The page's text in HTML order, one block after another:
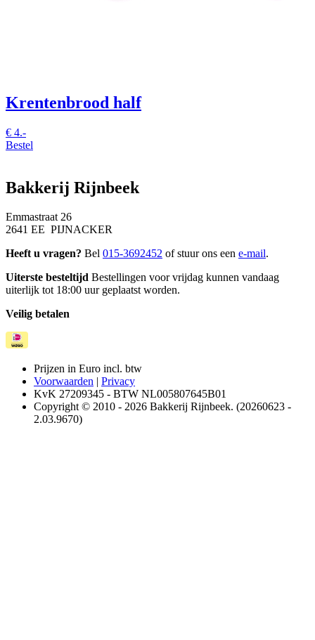
Krentenbrood half
€ 4.-
Bestel
Bakkerij Rijnbeek
Emmastraat 26
2641 EE PIJNACKER
Heeft u vragen? Bel 015-3692452 of stuur ons een e-mail.
Uiterste besteltijd Bestellingen voor vrijdag kunnen vandaag
uiterlijk tot 18:00 uur geplaatst worden.
Veilig betalen
Prijzen in Euro incl. btw
Voorwaarden | Privacy
KvK 27209345 - BTW NL005807645B01
Copyright © 2010 - 2026 Bakkerij Rijnbeek. (20260623 -
2.03.9670)